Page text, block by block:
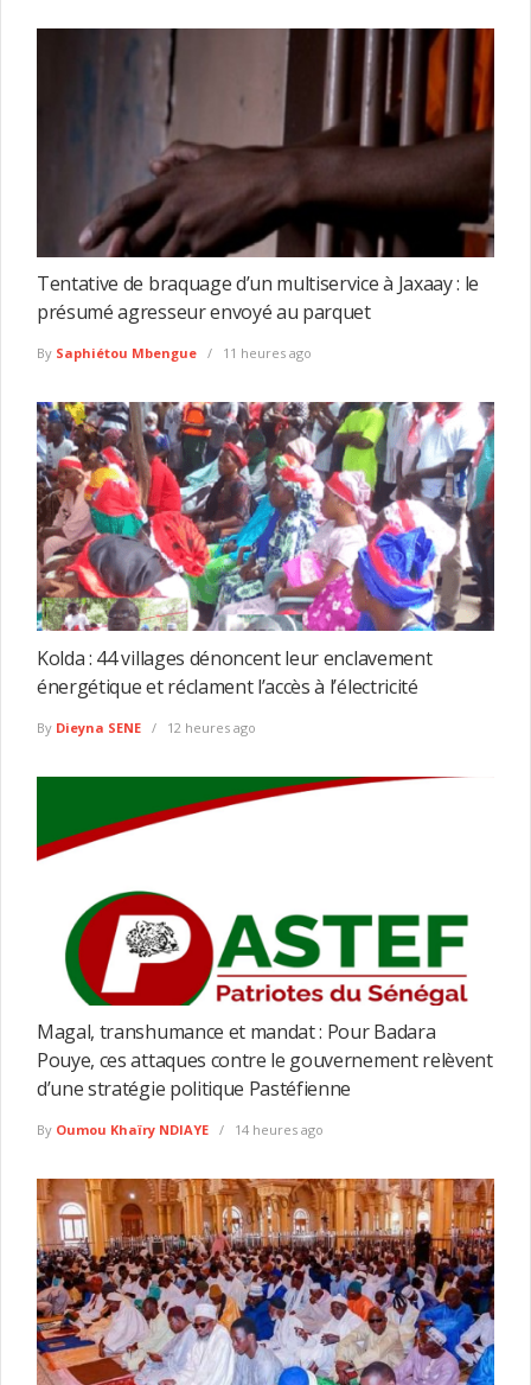
Tentative de braquage d’un multiservice à Jaxaay : le
présumé agresseur envoyé au parquet
By Saphiétou Mbengue 11 heures ago
Kolda : 44 villages dénoncent leur enclavement
énergétique et réclament l’accès à l’électricité
By Dieyna SENE 12 heures ago
Magal, transhumance et mandat : Pour Badara
Pouye, ces attaques contre le gouvernement relèvent
d’une stratégie politique Pastéfienne
By Oumou Khaïry NDIAYE 14 heures ago